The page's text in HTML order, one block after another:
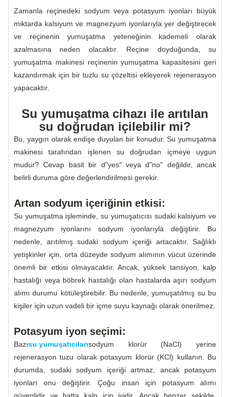
Zamanla reçinedeki sodyum veya potasyum iyonları büyük
miktarda kalsiyum ve magnezyum iyonlarıyla yer değiştirecek
ve reçinenin yumuşatma yeteneğinin kademeli olarak
azalmasına neden olacaktır. Reçine doyduğunda, su
yumuşatma makinesi reçinenin yumuşatma kapasitesini geri
kazandırmak için bir tuzlu su çözeltisi ekleyerek rejenerasyon
yapacaktır.
Su yumuşatma cihazı ile arıtılan
su doğrudan içilebilir mi?
Bu, yaygın olarak endişe duyulan bir konudur. Su yumuşatma
makinesi tarafından işlenen su doğrudan içmeye uygun
mudur? Cevap basit bir d"yes" veya d"no" değildir, ancak
belirli duruma göre değerlendirilmesi gerekir.
Artan sodyum içeriğinin etkisi:
Su yumuşatma işleminde, su yumuşatıcısı sudaki kalsiyum ve
magnezyum iyonlarını sodyum iyonlarıyla değiştirir. Bu
nedenle, arıtılmış sudaki sodyum içeriği artacaktır. Sağlıklı
yetişkinler için, orta düzeyde sodyum alımının vücut üzerinde
önemli bir etkisi olmayacaktır. Ancak, yüksek tansiyon, kalp
hastalığı veya böbrek hastalığı olan hastalarda aşırı sodyum
alımı durumu kötüleştirebilir. Bu nedenle, yumuşatılmış su bu
kişiler için uzun vadeli bir içme suyu kaynağı olarak önerilmez.
Potasyum iyon seçimi:
Bazısu yumuşatıcılarısodyum klorür (NaCl) yerine
rejenerasyon tuzu olarak potasyum klorür (KCl) kullanın. Bu
durumda, sudaki sodyum içeriği artmaz, ancak potasyum
iyonları onu değiştirir. Çoğu insan için potasyum alımı
güvenlidir ve hatta kalp için iyidir. Ancak benzer şekilde,